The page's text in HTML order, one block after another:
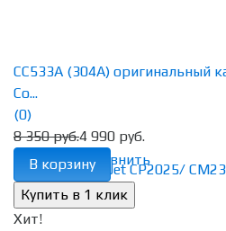
избранное сравнить
CC533A (304A) оригинальный
Co...
(0)
8 350 руб.4 990 руб.
В корзину
Хит!